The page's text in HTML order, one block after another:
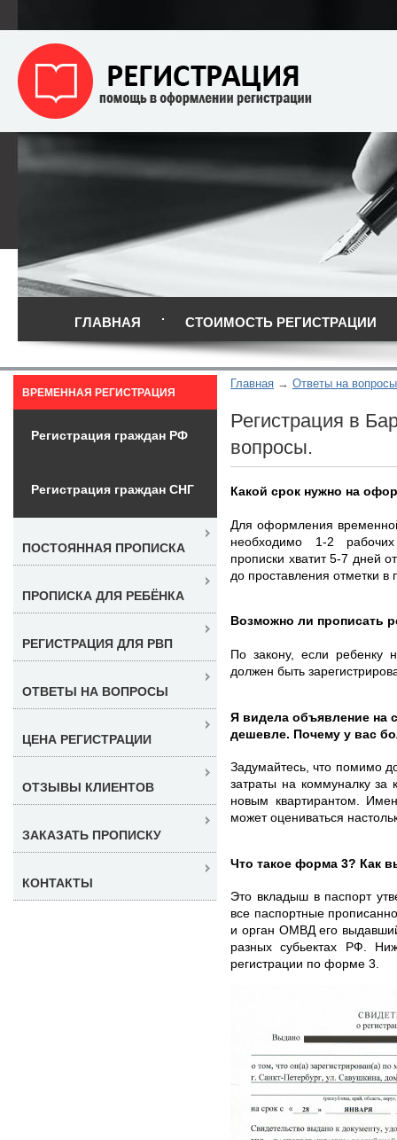
ГЛАВНАЯ СТОИМОСТЬ РЕГИСТРАЦИИ
Главная Ответы на
Регистрация в
вопросы.
Какой срок нужно на
Для оформления
необходимо 1-2
прописки хватит 5-7 дней
до проставления отметки в
Возможно ли прописать
По закону, если ребенку
должен быть
Я видела объявление на
дешевле. Почему у вас
Задумайтесь, что помимо
затраты на коммуналку за
новым квартирантом.
может оцениваться
Что такое форма 3? Как
Это вкладыш в паспорт
все паспортные
и орган ОМВД его
разных субьектах РФ.
регистрации по форме 3.
ВРЕМЕННАЯ РЕГИСТРАЦИЯ
Регистрация граждан РФ
Регистрация граждан СНГ
ПОСТОЯННАЯ ПРОПИСКА
ПРОПИСКА ДЛЯ РЕБЁНКА
РЕГИСТРАЦИЯ ДЛЯ РВП
ОТВЕТЫ НА ВОПРОСЫ
ЦЕНА РЕГИСТРАЦИИ
ОТЗЫВЫ КЛИЕНТОВ
ЗАКАЗАТЬ ПРОПИСКУ
КОНТАКТЫ